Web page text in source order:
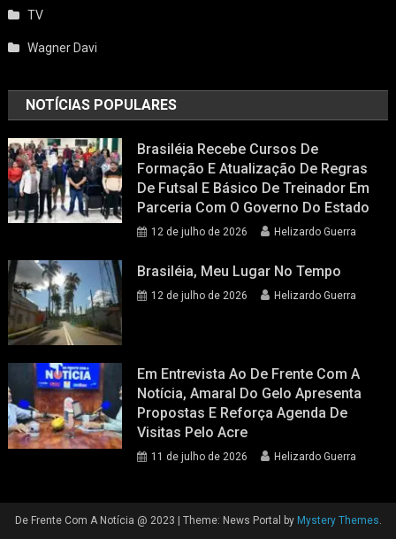
TV
Wagner Davi
NOTÍCIAS POPULARES
Brasiléia Recebe Cursos De
Formação E Atualização De Regras
De Futsal E Básico De Treinador Em
Parceria Com O Governo Do Estado
12 de julho de 2026 Helizardo Guerra
Brasiléia, Meu Lugar No Tempo
12 de julho de 2026 Helizardo Guerra
Em Entrevista Ao De Frente Com A
Notícia, Amaral Do Gelo Apresenta
Propostas E Reforça Agenda De
Visitas Pelo Acre
11 de julho de 2026 Helizardo Guerra
De Frente Com A Notícia @ 2023 Theme: News Portal by Mystery Themes.